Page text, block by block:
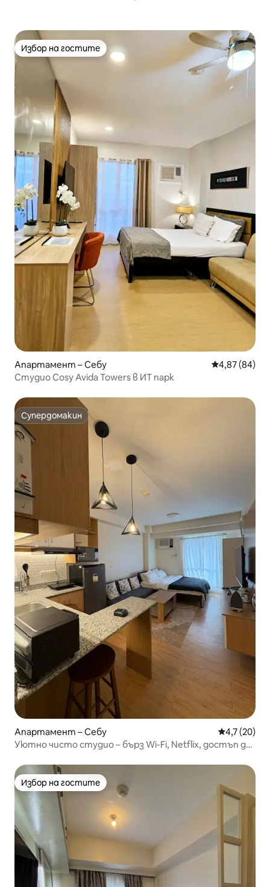
Избор на гостите
Избор на гостите
Апартамент – Себу Средна
4,87 (84)
Студио Cosy Avida Towers в ИТ парк
Супердомакин
Супердомакин
Апартамент – Себу Средна
4,7 (20)
Уютно чисто студио – бърз Wi-Fi, Netflix, достъп до
Избор на гостите
Избор на гостите